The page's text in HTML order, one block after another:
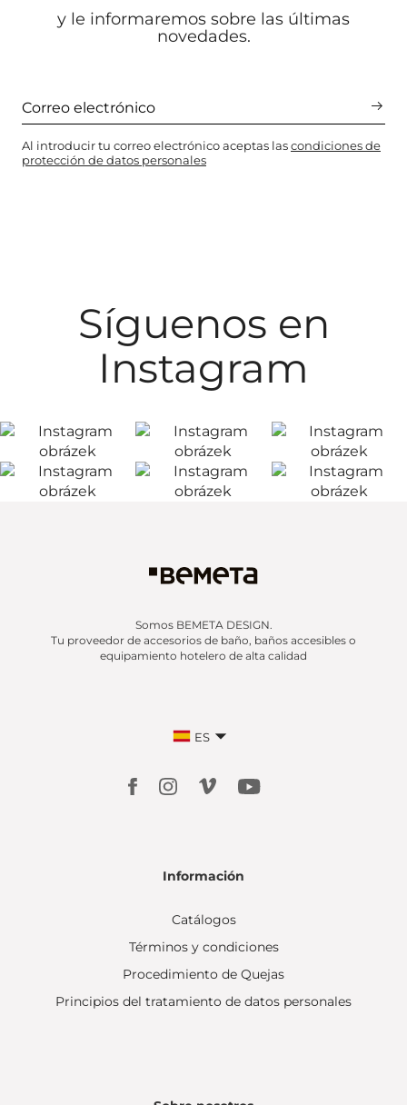
y le informaremos sobre las últimas
novedades.
Al introducir tu correo electrónico aceptas lascondiciones de
protección de datos personales
Síguenos en
Instagram
Somos BEMETA DESIGN.
Tu proveedor de accesorios de baño, baños accesibles o
equipamiento hotelero de alta calidad
ES
Información
Catálogos
Términos y condiciones
Procedimiento de Quejas
Principios del tratamiento de datos personales